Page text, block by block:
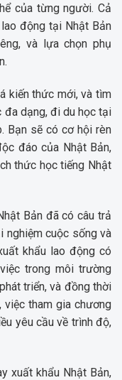
của từng người. Cả
động tại Nhật Bản
và lựa chọn phụ
kiến thức mới, và tìm
đa dạng, đi du học tại
Bạn sẽ có cơ hội rèn
đáo của Nhật Bản,
thức học tiếng Nhật
Bản đã có câu trả
nghiệm cuộc sống và
khẩu lao động có
trong môi trường
triển, và đồng thời
việc tham gia chương
yêu cầu về trình độ,
xuất khẩu Nhật Bản,